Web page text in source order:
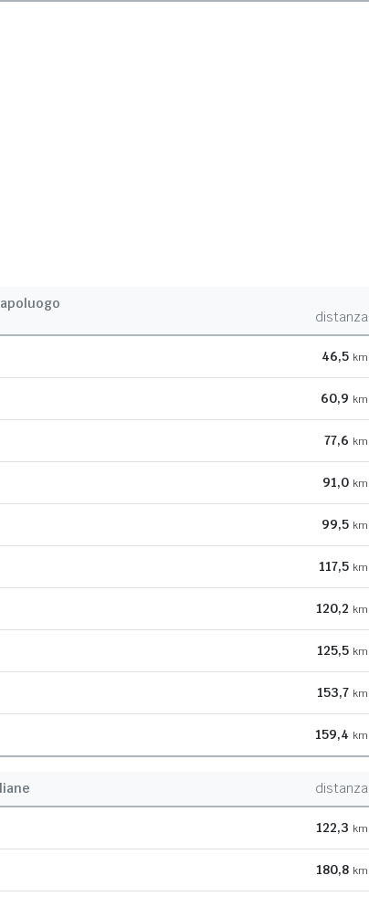
distanza
46,5 km
60,9 km
77,6 km
91,0 km
99,5 km
117,5 km
120,2 km
125,5 km
153,7 km
159,4 km
distanza
122,3 km
180,8 km